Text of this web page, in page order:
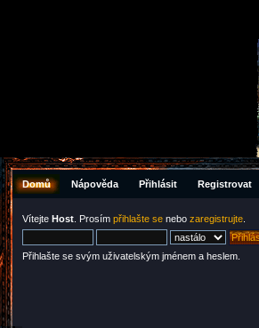
Domů Nápověda Přihlásit Registrovat
Vítejte Host . Prosím přihlašte se nebo zaregistrujte
Přihlašte se svým uživatelským jménem a heslem.